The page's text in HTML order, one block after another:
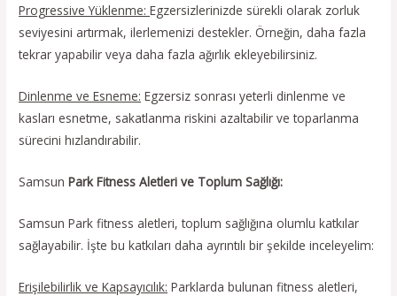
Progressive Yüklenme:Egzersizlerinizde sürekli olarak zorluk
seviyesini artırmak, ilerlemenizi destekler. Örneğin, daha fazla
tekrar yapabilir veya daha fazla ağırlık ekleyebilirsiniz.
Dinlenme ve Esneme: Egzersiz sonrası yeterli dinlenme ve
kasları esnetme, sakatlanma riskini azaltabilir ve toparlanma
sürecini hızlandırabilir.
SamsunPark Fitness Aletleri ve Toplum Sağlığı:
Samsun Park fitness aletleri, toplum sağlığına olumlu katkılar
sağlayabilir. İşte bu katkıları daha ayrıntılı bir şekilde inceleyelim:
Erişilebilirlik ve Kapsayıcılık: Parklarda bulunan fitness aletleri,